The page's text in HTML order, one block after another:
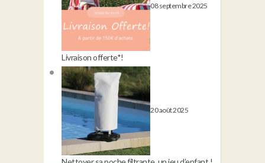
Livraison offerte*!
Nettoyer sa poche filtrante, un jeu d’enfant !